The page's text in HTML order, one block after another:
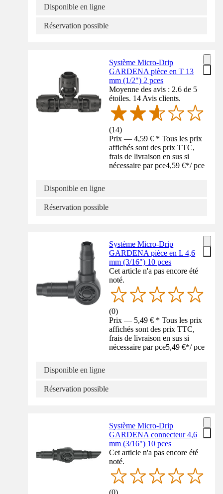
Disponible en ligne
Réservation possible
Système Micro-Drip
GARDENA pièce en T 13
mm (1/2") 2 pces
Moyenne des avis : 2.6 de 5
étoiles. 14 Avis clients.
(14)
Prix — 4,59 € * Tous les prix
affichés sont des prix TTC,
frais de livraison en sus si
nécessaire par pce4,59 €*/ pce
Disponible en ligne
Réservation possible
Système Micro-Drip
GARDENA pièce en L 4,6
mm (3/16") 10 pces
Cet article n'a pas encore été
noté.
(0)
Prix — 5,49 € * Tous les prix
affichés sont des prix TTC,
frais de livraison en sus si
nécessaire par pce5,49 €*/ pce
Disponible en ligne
Réservation possible
Système Micro-Drip
GARDENA connecteur 4,6
mm (3/16") 10 pces
Cet article n'a pas encore été
noté.